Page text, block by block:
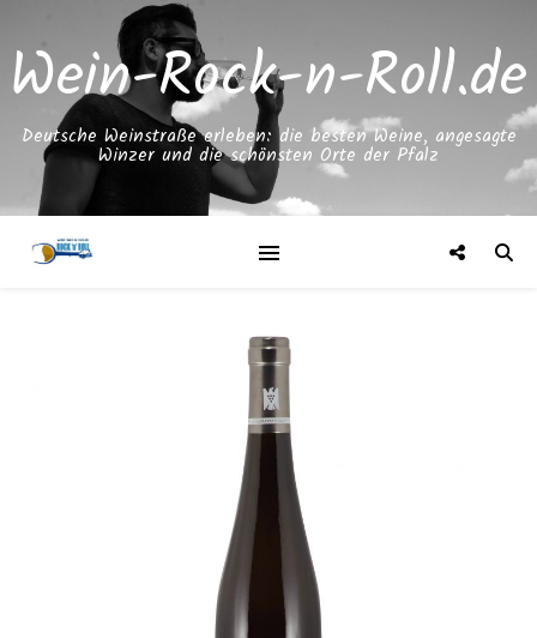
Wein-Rock-n-Roll.de
Deutsche Weinstraße erleben: die besten Weine, angesagte
Winzer und die schönsten Orte der Pfalz